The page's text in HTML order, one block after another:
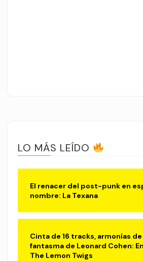
LO MÁS LEÍDO
El renacer del post-punk en
nombre: La Texana
Cinta de 16 tracks, armonías
fantasma de Leonard Cohen:
The Lemon Twigs